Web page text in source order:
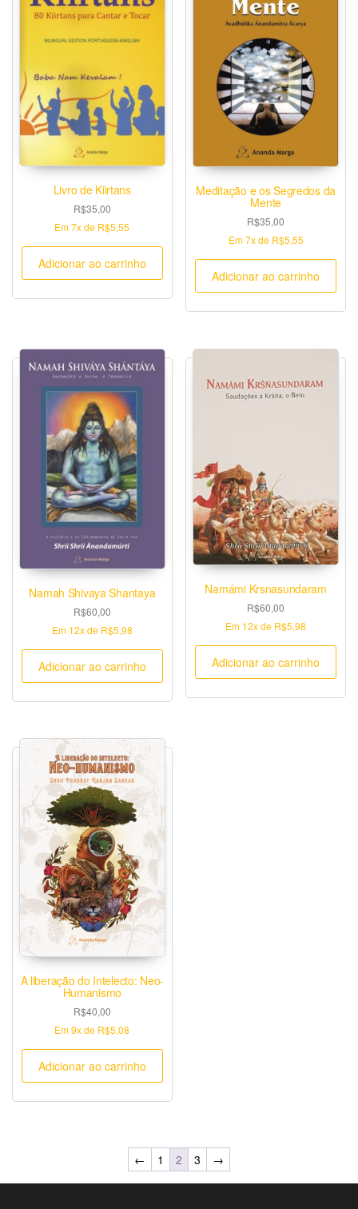
Livro de Kiirtans
R$35,00
Em7xde R$5,55
Adicionar ao carrinho
Meditação e os Segredos da
Mente
R$35,00
Em7xde R$5,55
Adicionar ao carrinho
Namah Shivaya Shantaya
R$60,00
Em 12xde R$5,98
Adicionar ao carrinho
Namámi Krsnasundaram
R$60,00
Em 12xde R$5,98
Adicionar ao carrinho
A liberação do Intelecto: Neo-
Humanismo
R$40,00
Em9xde R$5,08
Adicionar ao carrinho
← 1 2 3 →